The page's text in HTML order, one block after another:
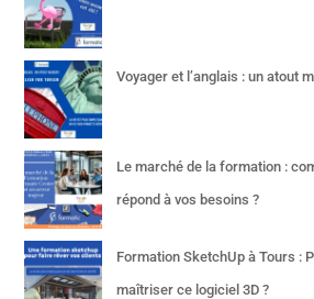
Voyager et l’anglais : un atout
Le marché de la formation :
répond à vos besoins ?
Formation SketchUp à Tours :
maîtriser ce logiciel 3D ?